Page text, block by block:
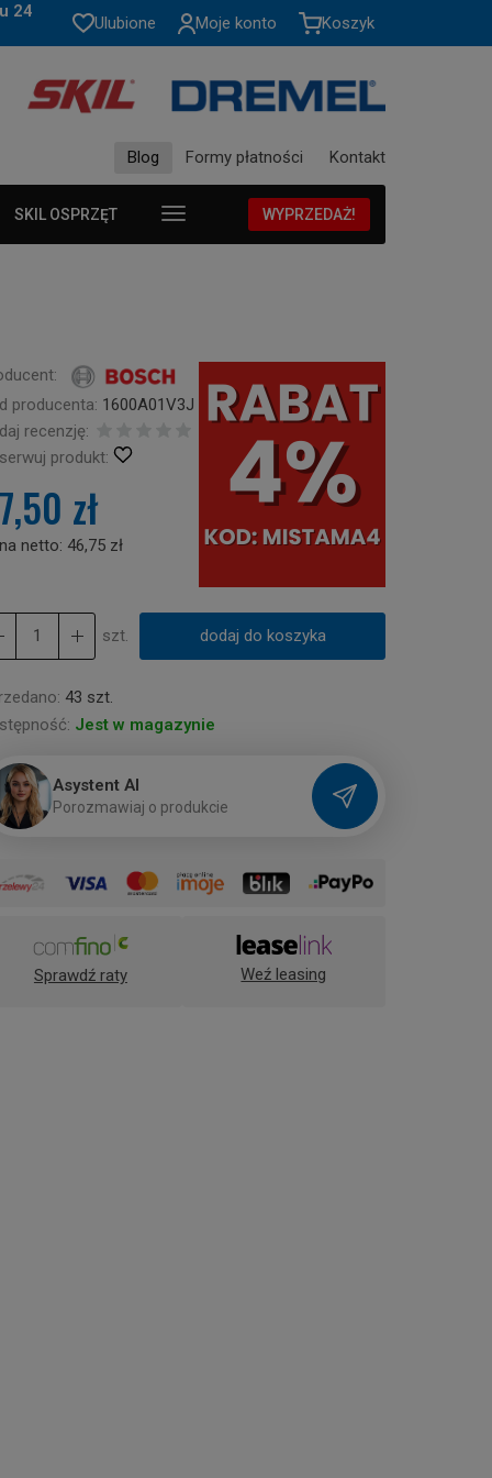
24
Ulubione Moje konto Koszyk
Blog Formy płatności Kontakt
SKIL OSPRZĘT WYPRZEDAŻ!
producenta: 1600A01V3J
recenzję:
produkt:
zł
netto: 46,75 zł
szt. dodaj do koszyka
43 szt.
Jest w magazynie
Asystent AI
Porozmawiaj o produkcie
Sprawdź raty Weź leasing